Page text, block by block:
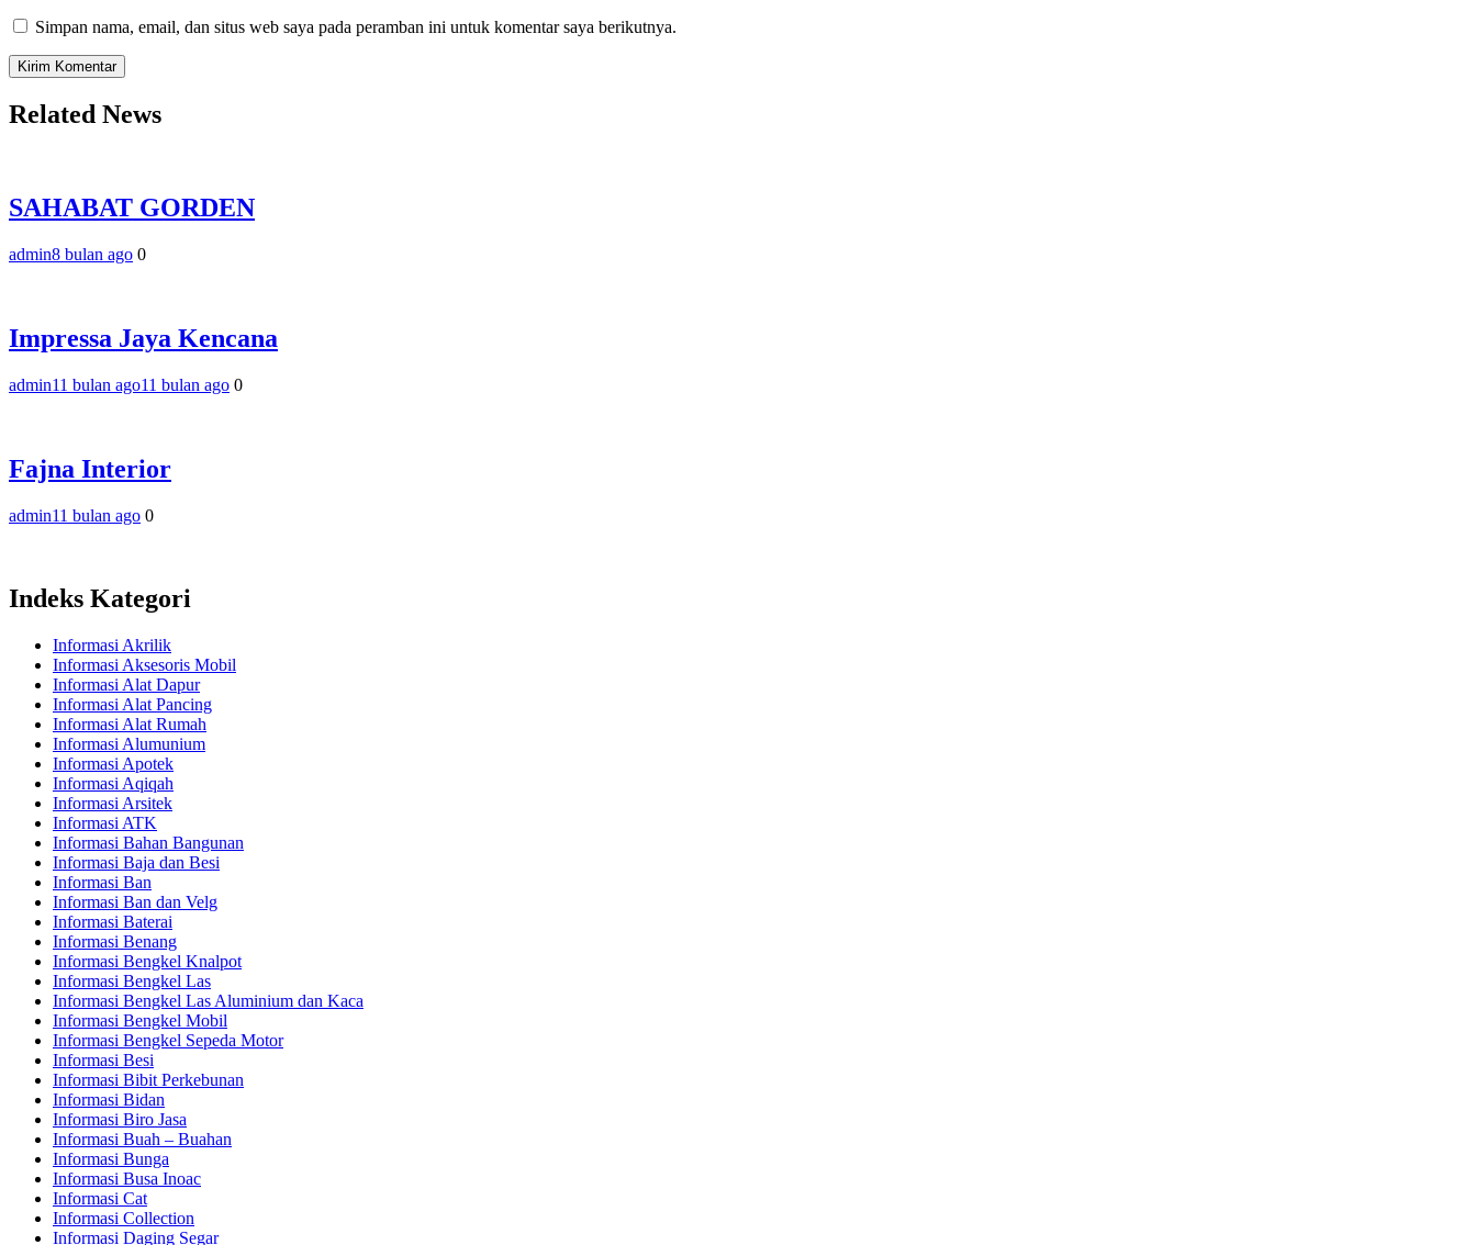
Simpan nama, email, dan situs web saya pada peramban ini untuk komentar saya berikutnya.
Related News
SAHABAT GORDEN
admin8 bulan ago 0
Impressa Jaya Kencana
admin11 bulan ago11 bulan ago 0
Fajna Interior
admin11 bulan ago 0
Indeks Kategori
Informasi Akrilik
Informasi Aksesoris Mobil
Informasi Alat Dapur
Informasi Alat Pancing
Informasi Alat Rumah
Informasi Alumunium
Informasi Apotek
Informasi Aqiqah
Informasi Arsitek
Informasi ATK
Informasi Bahan Bangunan
Informasi Baja dan Besi
Informasi Ban
Informasi Ban dan Velg
Informasi Baterai
Informasi Benang
Informasi Bengkel Knalpot
Informasi Bengkel Las
Informasi Bengkel Las Aluminium dan Kaca
Informasi Bengkel Mobil
Informasi Bengkel Sepeda Motor
Informasi Besi
Informasi Bibit Perkebunan
Informasi Bidan
Informasi Biro Jasa
Informasi Buah – Buahan
Informasi Bunga
Informasi Busa Inoac
Informasi Cat
Informasi Collection
Informasi Daging Segar